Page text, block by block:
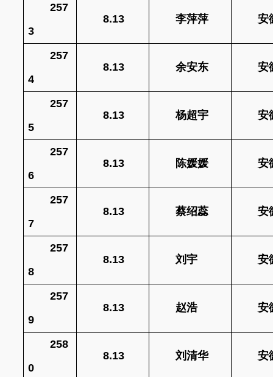
257
3
8.13 李萍萍 安
257
4
8.13 余安东 安
257
5
8.13 杨超宇 安
257
6
8.13 陈媛媛 安
257
7
8.13 蔡绍蕊 安
257
8
8.13 刘宇 安
257
9
8.13 赵浩 安
258
0
8.13 刘清华 安